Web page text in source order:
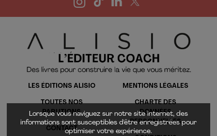
Lorsque vous naviguez sur notre site internet, des
informations sont susceptibles d'être enregistrées pour
optimiser votre expérience.
LES ÉDITIONS ALISIO
TOUTES NOS
PARUTIONS
CONTACT
MENTIONS LÉGALES
CHARTE DES
DONNÉES
PERSONNELLES